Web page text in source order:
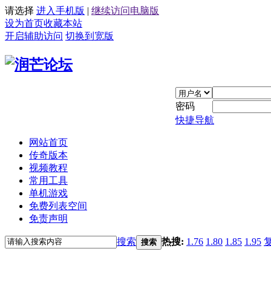
请选择 进入手机版 | 继续访问电脑版
设为首页收藏本站
开启辅助访问 切换到宽版
密码
快捷导航
网站首页
传奇版本
视频教程
常用工具
单机游戏
免费列表空间
免责声明
搜索 搜索 热搜: 1.76 1.80 1.85 1.95